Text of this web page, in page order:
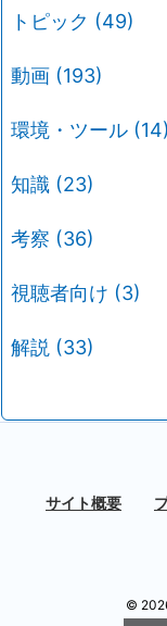
トピック (49)
動画 (193)
環境・ツール (14)
知識 (23)
考察 (36)
視聴者向け (3)
解説 (33)
サイト概要
©